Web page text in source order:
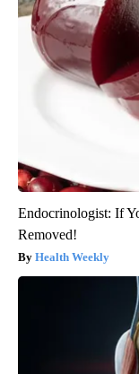
Endocrinologist: If
Removed!
Health Weekly